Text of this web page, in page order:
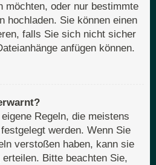
möchten, oder nur bestimmte
hochladen. Sie können einen
falls Sie sich nicht sicher
anfügen können.
Regeln, die meistens
werden. Wenn Sie
verstoßen haben, kann sie
Bitte beachten Sie,